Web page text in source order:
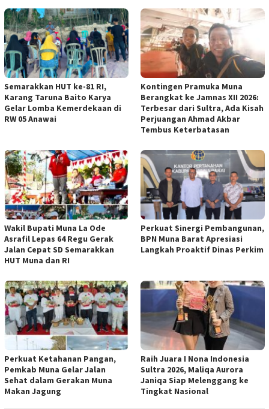
Semarakkan HUT ke-81 RI,
Karang Taruna Baito Karya
Gelar Lomba Kemerdekaan di
RW 05 Anawai
Kontingen Pramuka Muna
Berangkat ke Jamnas XII 2026:
Terbesar dari Sultra, Ada Kisah
Perjuangan Ahmad Akbar
Tembus Keterbatasan
Wakil Bupati Muna La Ode
Asrafil Lepas 64 Regu Gerak
Jalan Cepat SD Semarakkan
HUT Muna dan RI
Perkuat Sinergi Pembangunan,
BPN Muna Barat Apresiasi
Langkah Proaktif Dinas Perkim
Perkuat Ketahanan Pangan,
Pemkab Muna Gelar Jalan
Sehat dalam Gerakan Muna
Makan Jagung
Raih Juara I Nona Indonesia
Sultra 2026, Maliqa Aurora
Janiqa Siap Melenggang ke
Tingkat Nasional